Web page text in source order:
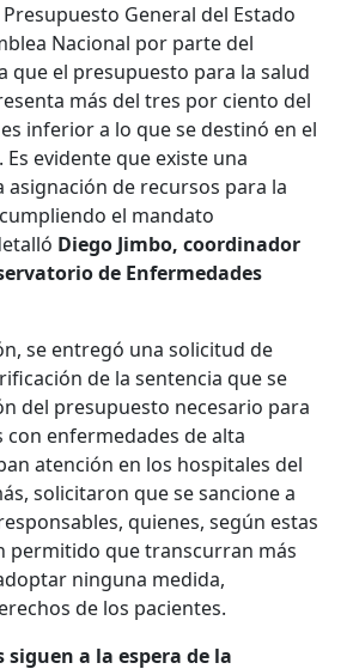
General del Estado
Nacional por parte del
que el presupuesto para la salud
más del tres por ciento del
es inferior a lo que se destinó en el
Es evidente que existe una
asignación de recursos para la
el mandato
Diego Jimbo, coordinador
de Enfermedades
se entregó una solicitud de
de la sentencia que se
del presupuesto necesario para
con enfermedades de alta
atención en los hospitales del
solicitaron que se sancione a
quienes, según estas
permitido que transcurran más
ninguna medida,
de los pacientes.
siguen a la espera de la